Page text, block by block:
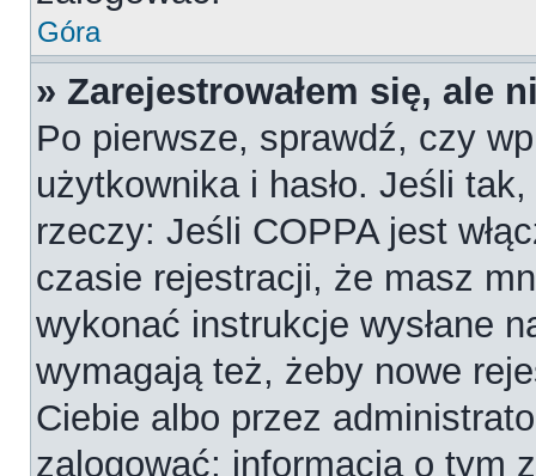
Góra
» Zarejestrowałem się, ale
Po pierwsze, sprawdź, czy
użytkownika i hasło. Jeśli
rzeczy: Jeśli COPPA jest
czasie rejestracji, że masz
wykonać instrukcje wysłane
wymagają też, żeby nowe
Ciebie albo przez
zalogować; informacja o tym